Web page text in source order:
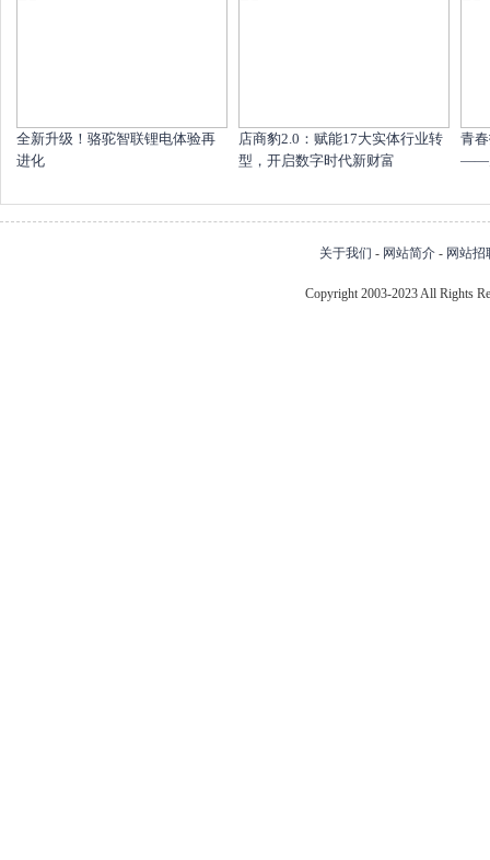
全新升级！骆驼智联锂电体验再
进化
店商豹2.0：赋能17大实体行业转
型，开启数字时代新财富
青
——
关于我们 - 网站简介 - 网站招
Copyright 2003-2023 All Rights